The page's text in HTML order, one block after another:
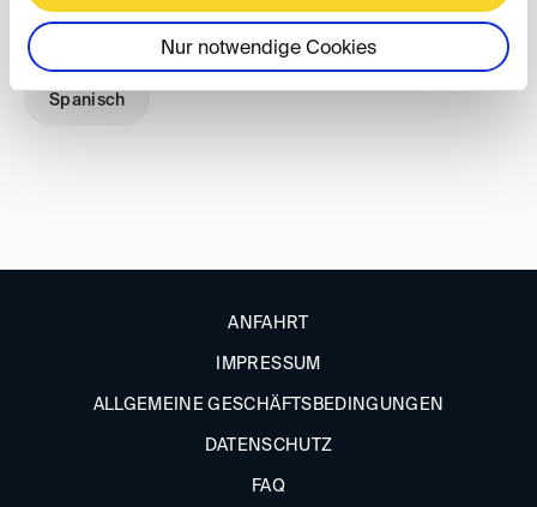
Nur notwendige Cookies
Spanisch
ANFAHRT
IMPRESSUM
ALLGEMEINE GESCHÄFTSBEDINGUNGEN
DATENSCHUTZ
FAQ